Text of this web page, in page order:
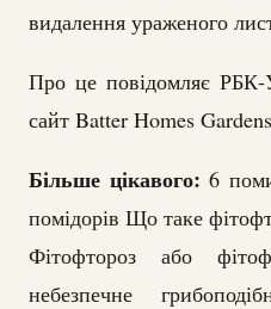
видалення ураженого
Про це повідомляє РБК-
сайт Batter Homes
Більше цікавого:6
помідорів Що таке
Фітофтороз або
небезпечне